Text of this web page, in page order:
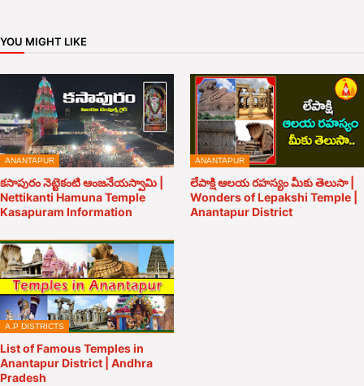
YOU MIGHT LIKE
ANANTAPUR
కసాపురం నెట్టెకంటి ఆంజనేయస్వామి |
Nettikanti Hamuna Temple
Kasapuram Information
ANANTAPUR
లేపాక్షి ఆలయ రహస్యం మీకు తెలుసా |
Wonders of Lepakshi Temple |
Anantapur District
A.P DISTRICTS
List of Famous Temples in
Anantapur District | Andhra
Pradesh